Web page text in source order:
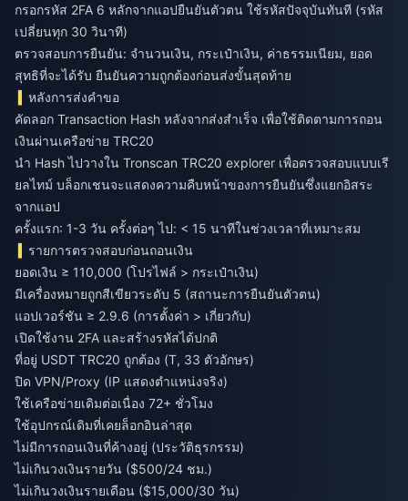
กรอกรหัส 2FA 6 หลักจากแอปยืนยันตัวตน ใช้รหัสปัจจุบันทันที (รหัส
เปลี่ยนทุก 30 วินาที)
ตรวจสอบการยืนยัน: จำนวนเงิน, กระเป๋าเงิน, ค่าธรรมเนียม, ยอด
สุทธิที่จะได้รับ ยืนยันความถูกต้องก่อนส่งขั้นสุดท้าย
หลังการส่งคำขอ
คัดลอก Transaction Hash หลังจากส่งสำเร็จ เพื่อใช้ติดตามการถอน
เงินผ่านเครือข่าย TRC20
นำ Hash ไปวางใน Tronscan TRC20 explorer เพื่อตรวจสอบแบบเรี
ยลไทม์ บล็อกเชนจะแสดงความคืบหน้าของการยืนยันซึ่งแยกอิสระ
จากแอป
ครั้งแรก: 1-3 วัน ครั้งต่อๆ ไป: < 15 นาทีในช่วงเวลาที่เหมาะสม
รายการตรวจสอบก่อนถอนเงิน
ยอดเงิน ≥ 110,000 (โปรไฟล์ > กระเป๋าเงิน)
มีเครื่องหมายถูกสีเขียวระดับ 5 (สถานะการยืนยันตัวตน)
แอปเวอร์ชัน ≥ 2.9.6 (การตั้งค่า > เกี่ยวกับ)
เปิดใช้งาน 2FA และสร้างรหัสได้ปกติ
ที่อยู่ USDT TRC20 ถูกต้อง (T, 33 ตัวอักษร)
ปิด VPN/Proxy (IP แสดงตำแหน่งจริง)
ใช้เครือข่ายเดิมต่อเนื่อง 72+ ชั่วโมง
ใช้อุปกรณ์เดิมที่เคยล็อกอินล่าสุด
ไม่มีการถอนเงินที่ค้างอยู่ (ประวัติธุรกรรม)
ไม่เกินวงเงินรายวัน ($500/24 ชม.)
ไม่เกินวงเงินรายเดือน ($15,000/30 วัน)